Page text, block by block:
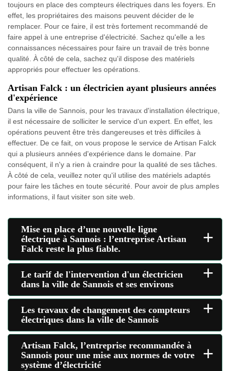
toujours en place des compteurs électriques dans les foyers. En
effet, les propriétaires des maisons peuvent décider de le
remplacer. Pour ce faire, il est très fortement recommandé de
faire appel à une entreprise d'électricité. Sachez qu'elle a les
connaissances nécessaires pour faire un travail de très bonne
qualité. À côté de cela, sachez qu'il dispose des matériels
appropriés pour effectuer les opérations.
Artisan Falck : un électricien ayant plusieurs années
d'expérience
Dans la ville de Sannois, pour les travaux d'installation électrique,
il est nécessaire de solliciter le service d'un expert. En effet, les
opérations peuvent être très dangereuses et très difficiles à
effectuer. De ce fait, on vous propose le service de Artisan Falck
qui a plusieurs années d'expérience dans le domaine. Par
conséquent, il n'y a rien à craindre pour la qualité de ses tâches.
À côté de cela, veuillez noter qu'il utilise des matériels adaptés
pour faire les tâches en toute sécurité. Pour avoir de plus amples
informations, il faut visiter son site web.
Mise en place d’une nouvelle ligne
électrique à Sannois : l’entreprise Artisan
Falck reste la plus fiable.
+
Le tarif de l'intervention d'un électricien
dans la ville de Sannois et ses environs
+
Les travaux de changement des compteurs
électriques dans la ville de Sannois
+
Artisan Falck, l’entreprise recommandée à
Sannois pour une mise aux normes de votre
système d’électricité
+